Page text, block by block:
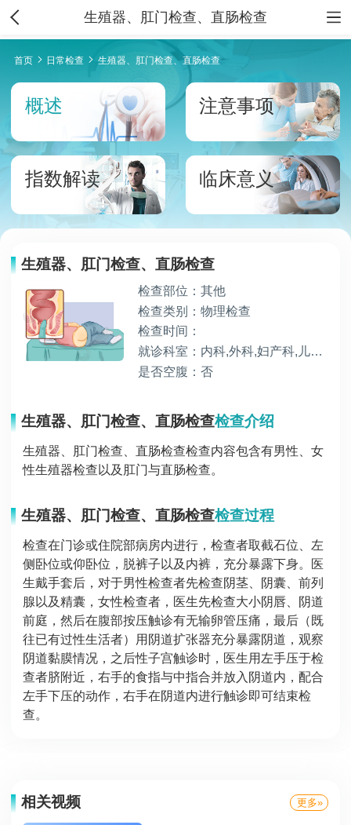
生殖器、肛门检查、直肠检查
首页 日常检查 生殖器、肛门检查、直肠检查
概述 注意事项
指数解读 临床意义
生殖器、肛门检查、直肠检查
检查部位：其他
检查类别：物理检查
检查时间：
就诊科室：内科,外科,妇产科,儿科,皮肤性病科,感染科,体检保健科
是否空腹：否
生殖器、肛门检查、直肠检查检查介绍
生殖器、肛门检查、直肠检查检查内容包含有男性、女
性生殖器检查以及肛门与直肠检查。
生殖器、肛门检查、直肠检查检查过程
检查在门诊或住院部病房内进行，检查者取截石位、左
侧卧位或仰卧位，脱裤子以及内裤，充分暴露下身。医
生戴手套后，对于男性检查者先检查阴茎、阴囊、前列
腺以及精囊，女性检查者，医生先检查大小阴唇、阴道
前庭，然后在腹部按压触诊有无输卵管压痛，最后（既
往已有过性生活者）用阴道扩张器充分暴露阴道，观察
阴道黏膜情况，之后性子宫触诊时，医生用左手压于检
查者脐附近，右手的食指与中指合并放入阴道内，配合
左手下压的动作，右手在阴道内进行触诊即可结束检
查。
相关视频 更多»